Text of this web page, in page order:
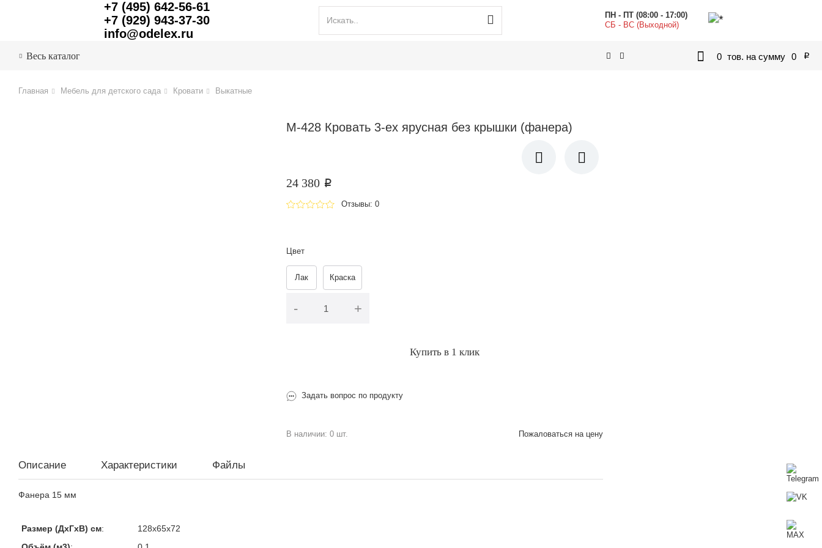
+7 (495) 642-56-61
+7 (929) 943-37-30
info@odelex.ru
ПН - ПТ (08:00 - 17:00)
СБ - ВС (Выходной)
Весь каталог 0 тов. на сумму 0 p
Главная Мебель для детского сада Кровати Выкатные
М-428 Кровать 3-ех ярусная без крышки (фанера)
24 380 p
Отзывы: 0
Цвет
Лак Краска
- +
Купить в 1 клик
Задать вопрос по продукту
В наличии: 0 шт. Пожаловаться на цену
Описание Характеристики Файлы
Фанера 15 мм
Размер (ДхГхВ) см:
128х65х72